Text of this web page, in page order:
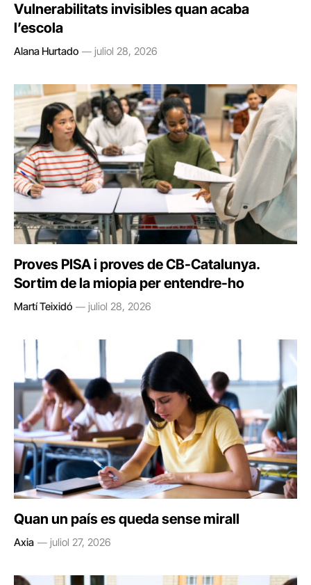
Vulnerabilitats invisibles quan acaba
l’escola
Alana Hurtado juliol 28, 2026
Proves PISA i proves de CB-Catalunya.
Sortim de la miopia per entendre-ho
Martí Teixidó juliol 28, 2026
Quan un país es queda sense mirall
Axia juliol 27, 2026